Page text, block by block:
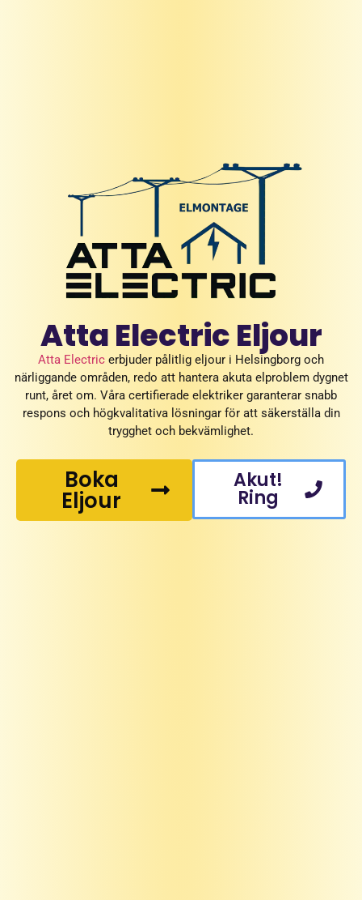
Atta Electric Eljour
Atta Electric erbjuder pålitlig eljour i Helsingborg och
närliggande områden, redo att hantera akuta elproblem dygnet
runt, året om. Våra certifierade elektriker garanterar snabb
respons och högkvalitativa lösningar för att säkerställa din
trygghet och bekvämlighet.
Boka
Eljour
Akut!
Ring